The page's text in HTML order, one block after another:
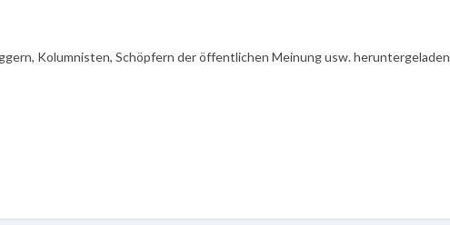
Kolumnisten, Schöpfern der öffentlichen Meinung usw.